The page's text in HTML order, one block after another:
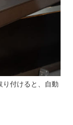
り付けると、自動